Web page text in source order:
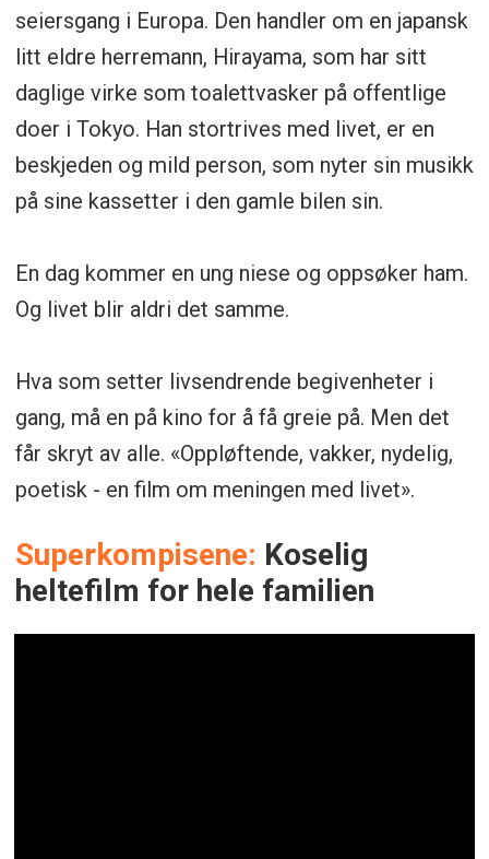
seiersgang i Europa. Den handler om en japansk
litt eldre herremann, Hirayama, som har sitt
daglige virke som toalettvasker på offentlige
doer i Tokyo. Han stortrives med livet, er en
beskjeden og mild person, som nyter sin musikk
på sine kassetter i den gamle bilen sin.
En dag kommer en ung niese og oppsøker ham.
Og livet blir aldri det samme.
Hva som setter livsendrende begivenheter i
gang, må en på kino for å få greie på. Men det
får skryt av alle. «Oppløftende, vakker, nydelig,
poetisk - en film om meningen med livet».
Superkompisene: Koselig
heltefilm for hele familien